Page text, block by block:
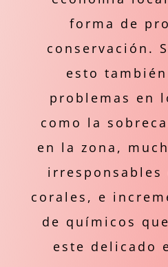
forma de
conservación.
esto
problemas en
como la
en la zona,
irresponsables
corales, e
de químicos
este delicado